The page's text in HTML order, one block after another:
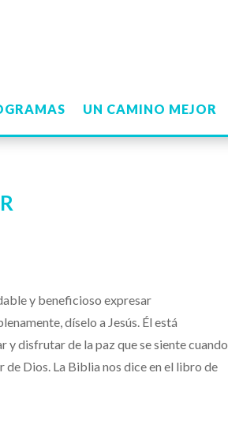
UN CAMINO MEJOR
y beneficioso expresar
díselo a Jesús. Él está
disfrutar de la paz que se siente cuando
Dios. La Biblia nos dice en el libro de